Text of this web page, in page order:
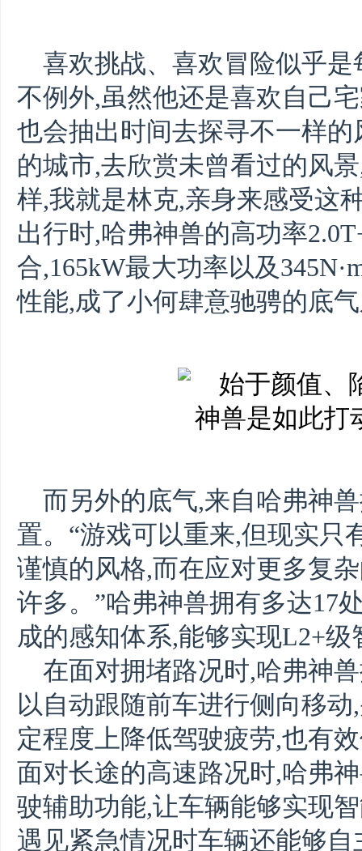
喜欢挑战、喜欢冒险似乎
不例外,虽然他还是喜欢自己
也会抽出时间去探寻不一样
的城市,去欣赏未曾看过的风
样,我就是林克,亲身来感受这
出行时,哈弗神兽的高功率
合,165kW最大功率以及
性能,成了小何肆意驰骋的底
而另外的底气,来自哈弗神
置。“游戏可以重来,但现实只
谨慎的风格,而在应对更多复
许多。”哈弗神兽拥有多达17
成的感知体系,能够实现L2+
在面对拥堵路况时,哈弗神
以自动跟随前车进行侧向移
定程度上降低驾驶疲劳,也有
面对长途的高速路况时,哈弗
驶辅助功能,让车辆能够实现
遇见紧急情况时车辆还能够